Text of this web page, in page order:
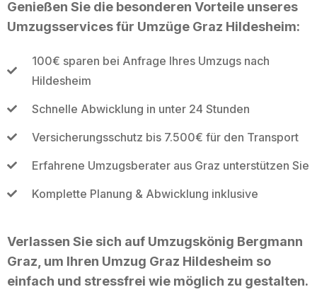
Genießen Sie die besonderen Vorteile unseres
Umzugsservices für Umzüge Graz Hildesheim:
100€ sparen bei Anfrage Ihres Umzugs nach
Hildesheim
Schnelle Abwicklung in unter 24 Stunden
Versicherungsschutz bis 7.500€ für den Transport
Erfahrene Umzugsberater aus Graz unterstützen Sie
Komplette Planung & Abwicklung inklusive
Verlassen Sie sich auf Umzugskönig Bergmann
Graz, um Ihren Umzug Graz Hildesheim so
einfach und stressfrei wie möglich zu gestalten.